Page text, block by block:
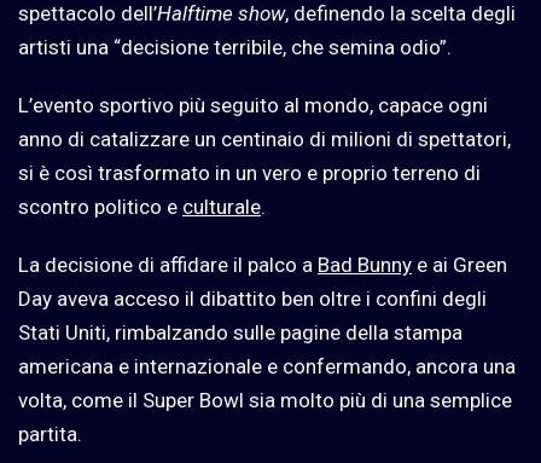
spettacolo dell’Halftime show, definendo la scelta degli
artisti una “decisione terribile, che semina odio”.
L’evento sportivo più seguito al mondo, capace ogni
anno di catalizzare un centinaio di milioni di spettatori,
si è così trasformato in un vero e proprio terreno di
scontro politico e culturale.
La decisione di affidare il palco a Bad Bunny e ai Green
Day aveva acceso il dibattito ben oltre i confini degli
Stati Uniti, rimbalzando sulle pagine della stampa
americana e internazionale e confermando, ancora una
volta, come il Super Bowl sia molto più di una semplice
partita.